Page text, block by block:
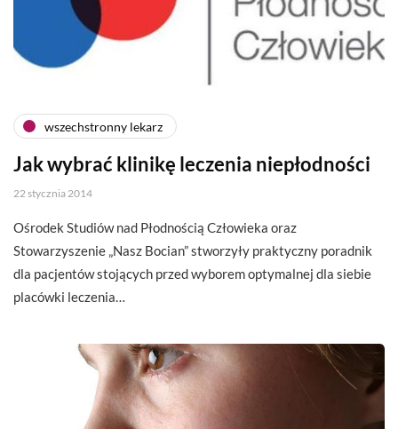
wszechstronny lekarz
Jak wybrać klinikę leczenia niepłodności
22 stycznia 2014
Ośrodek Studiów nad Płodnością Człowieka oraz
Stowarzyszenie „Nasz Bocian” stworzyły praktyczny poradnik
dla pacjentów stojących przed wyborem optymalnej dla siebie
placówki leczenia…